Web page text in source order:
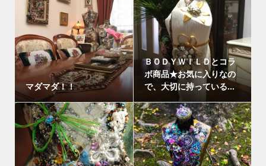
マダマダ！！
ＢＯＤＹＷＩＬＤとコラ
ボ商品★お気に入りなの
で、大切に持っている...